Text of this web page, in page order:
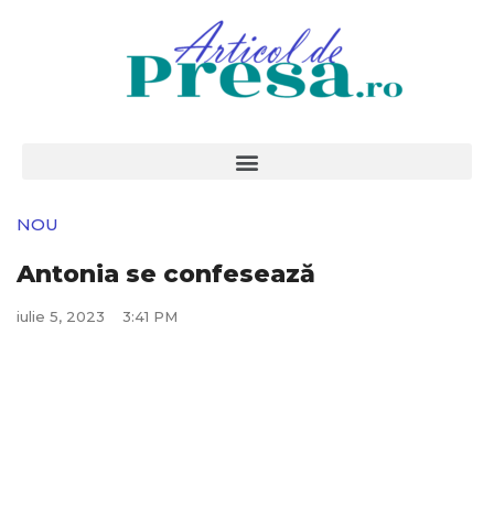
NOU
Antonia se confesează
iulie 5, 2023 3:41 PM